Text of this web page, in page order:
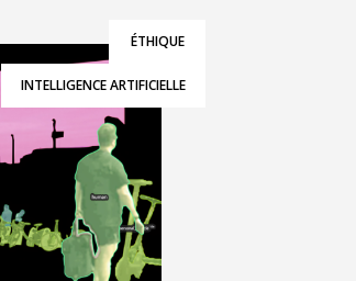
ÉTHIQUE
INTELLIGENCE ARTIFICIELLE